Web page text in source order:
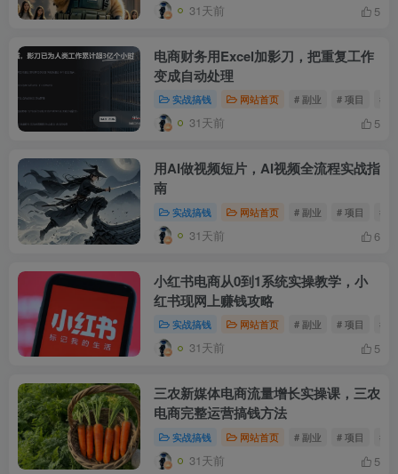
31天前 5
电商财务用Excel加影刀，把重复工作
变成自动处理
实战搞钱 网站首页 # 副业 # 项目 #
31天前 5
用AI做视频短片，AI视频全流程实战指
南
实战搞钱 网站首页 # 副业 # 项目 #
31天前 6
小红书电商从0到1系统实操教学，小
红书现网上赚钱攻略
实战搞钱 网站首页 # 副业 # 项目 #
31天前 5
三农新媒体电商流量增长实操课，三农
电商完整运营搞钱方法
实战搞钱 网站首页 # 副业 # 项目 #
31天前 5